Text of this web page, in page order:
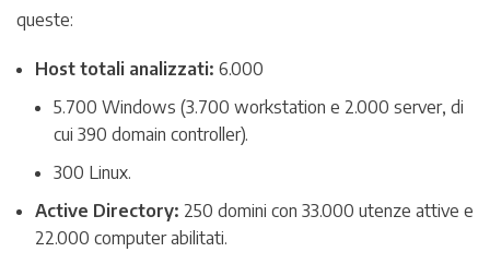
queste:
Host totali analizzati: 6.000
5.700 Windows (3.700 workstation e 2.000 server, di
cui 390 domain controller).
300 Linux.
Active Directory: 250 domini con 33.000 utenze attive e
22.000 computer abilitati.